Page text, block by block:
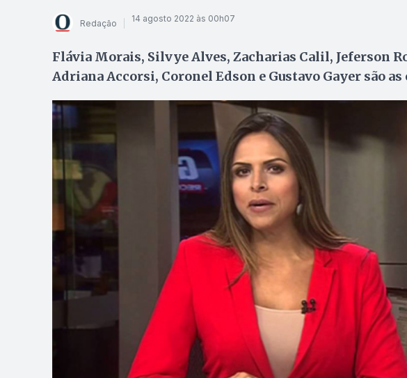
Redação 14 agosto 2022 às 00h07
Flávia Morais, Silvye Alves, Zacharias Calil, Jeferson
Adriana Accorsi, Coronel Edson e Gustavo Gayer são